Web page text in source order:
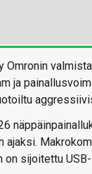
Omronin
ja
ajaksi.
on sijoitettu